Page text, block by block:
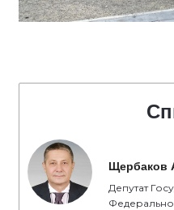
Щербаков
Депутат